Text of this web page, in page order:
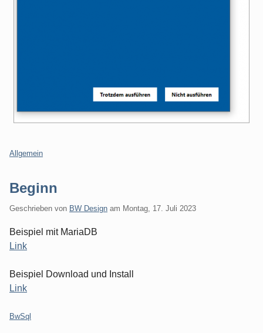
Kategorien:
Allgemein
Beginn
Geschrieben von BW Design am Montag, 17. Juli 2023
Beispiel mit MariaDB
Link
Beispiel Download und Install
Link
Kategorien:
BwSql